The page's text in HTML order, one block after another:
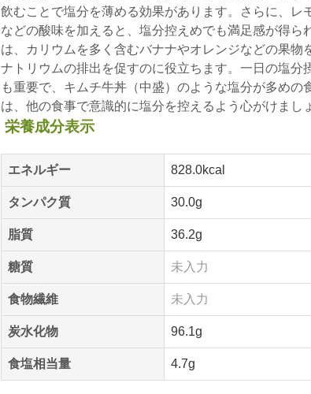
飲むことで塩分を薄める効果があります。さらに、レ
などの酸味を加えると、塩分控えめでも満足感が得ら
は、カリウムを多く含むバナナやオレンジなどの果物
ナトリウムの排出を促すのに役立ちます。一日の塩分
も重要で、キムチ牛丼（中盛）のような塩分が多めの
は、他の食事で意識的に塩分を控えるよう心がけまし
栄養成分表示
エネルギー 828.0kcal
タンパク質 30.0g
脂質 36.2g
糖質 未入力
食物繊維 未入力
炭水化物 96.1g
食塩相当量 4.7g